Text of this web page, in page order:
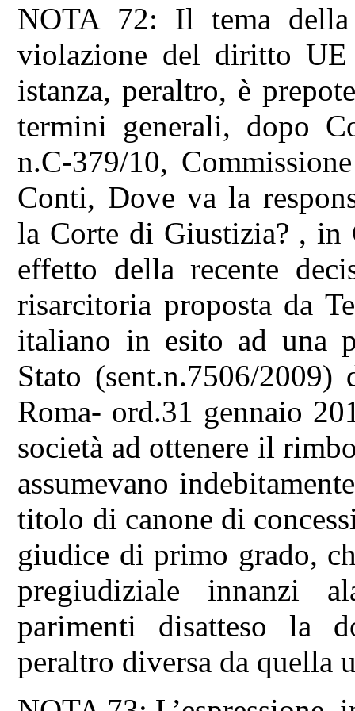
NOTA 72: Il tema della
violazione del diritto
istanza, peraltro, è
termini generali, dopo
n.C-379/10,
Conti, Dove va la
la Corte di Giustizia? , in
effetto della recente
risarcitoria proposta da
italiano in esito ad una
Stato (sent.n.7506/
Roma- ord.31 gennaio
società ad ottenere il
assumevano
titolo di canone di
giudice di primo grado,
pregiudiziale innanzi
parimenti disatteso la
peraltro diversa da quella